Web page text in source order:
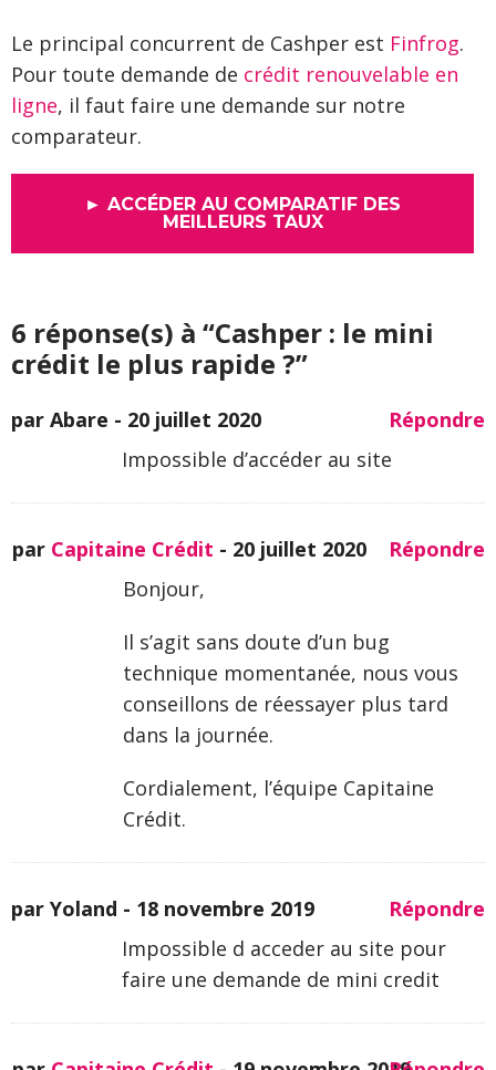
Le principal concurrent de Cashper est Finfrog.
Pour toute demande de crédit renouvelable en
ligne, il faut faire une demande sur notre
comparateur.
► ACCÉDER AU COMPARATIF DES
MEILLEURS TAUX
6 réponse(s) à “Cashper : le mini
crédit le plus rapide ?”
par Abare - 20 juillet 2020
Répondre
Impossible d’accéder au site
par Capitaine Crédit - 20 juillet 2020
Répondre
Bonjour,
Il s’agit sans doute d’un bug
technique momentanée, nous vous
conseillons de réessayer plus tard
dans la journée.
Cordialement, l’équipe Capitaine
Crédit.
par Yoland - 18 novembre 2019
Répondre
Impossible d acceder au site pour
faire une demande de mini credit